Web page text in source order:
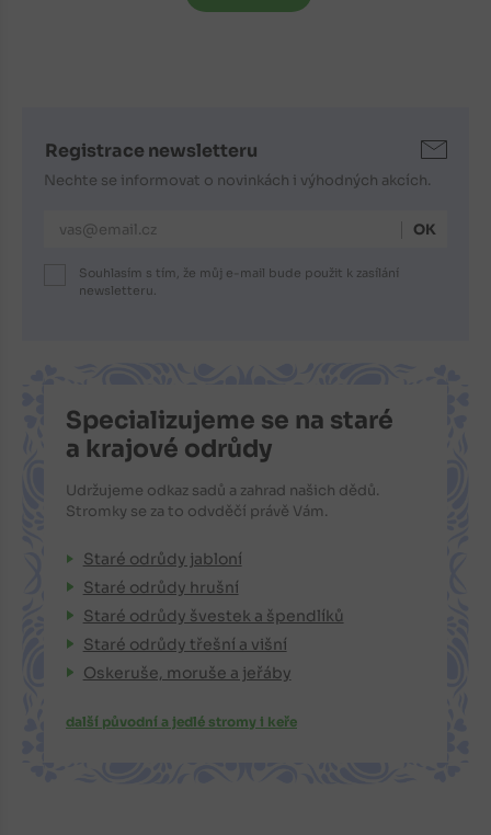
Registrace newsletteru
Nechte se informovat o novinkách i výhodných akcích.
E-mailová adresa
Souhlasím s tím, že můj e-mail bude použit k zasílání
newsletteru.
Specializujeme se na staré
a krajové odrůdy
Udržujeme odkaz sadů a zahrad našich dědů.
Stromky se za to odvděčí právě Vám.
Staré odrůdy jabloní
Staré odrůdy hrušní
Staré odrůdy švestek a špendlíků
Staré odrůdy třešní a višní
Oskeruše, moruše a jeřáby
další původní a jedlé stromy i keře